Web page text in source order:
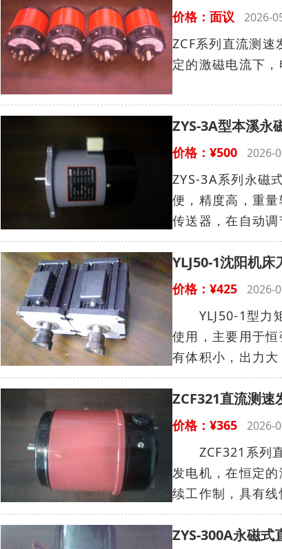
价格：面议 2026-
ZCF系列直流测
定的激磁电流下
ZYS-3A型本溪永
价格：¥500 2026-
ZYS-3A系列永磁
便，精度高，重
传送器，在自动
YLJ50-1沈阳机
价格：¥425 2026-
YLJ50-1型力
使用，主要用于
有体积小，出力
ZCF321直流测
价格：¥365 2026-
ZCF321系列
发电机，在恒定
续工作制，具有
ZYS-300A永磁式